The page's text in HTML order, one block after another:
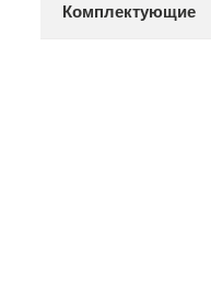
Комплектующие